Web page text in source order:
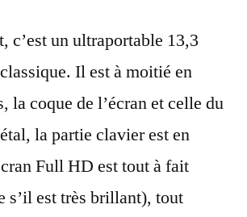
c’est un ultraportable 13,3
Il est à moitié en
la coque de l’écran et celle du
la partie clavier est en
Full HD est tout à fait
s’il est très brillant), tout